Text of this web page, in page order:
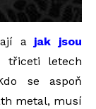
a jak jsou
třiceti letech
se aspoň
metal, musí